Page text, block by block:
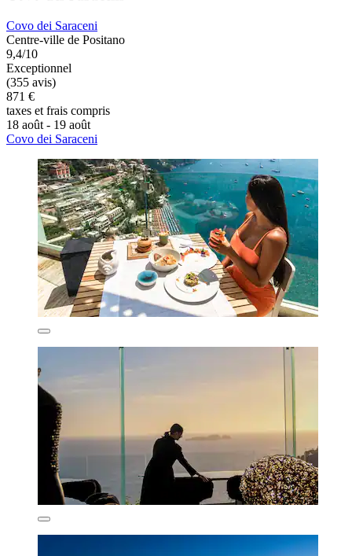
Covo dei Saraceni
Centre-ville de Positano
9,4/10
Exceptionnel
(355 avis)
871 €
taxes et frais compris
18 août - 19 août
Covo dei Saraceni